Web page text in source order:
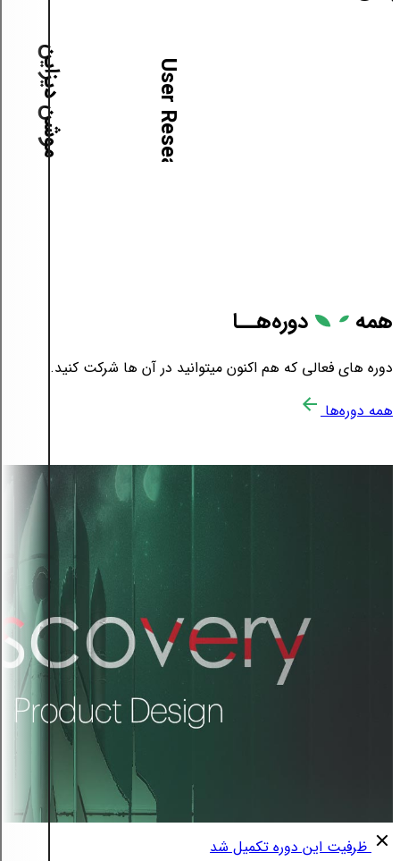
آ
م
و
ز
ش
U
s
e
r
R
e
s
e
a
r
c
h آموزش موشن دیزاین
همه دوره‌هــا
دوره های فعالی که هم اکنون میتوانید در آن ها شرکت کنید.
همه دوره‌ها
ظرفیت این دوره تکمیل شد